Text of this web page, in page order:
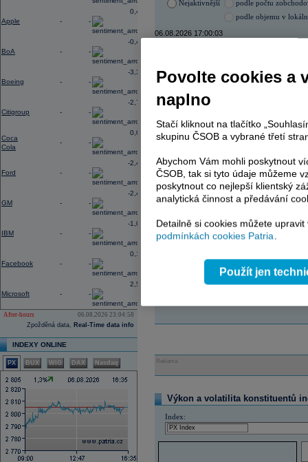
Apple - -
0,45
BoA - -
-0,40
Boeing - -
-3,33
Citigroup - -
-2,78
Coca
Cola
- -
0,02
Ford - -
-2,41
GM - -
-2,49
IBM - -
-1,06
Facebook - -
0,19
Microsoft - -
2,54
After-hours
06.08.2026 23:04:58
Zpožděná data, Real-Time data info
INDEXY ONLINE
PX BUX WIG DAX Nasdaq
Nejaktivnější
podle počtu
podle objemu v
06.08.2026 17:00:03
ČEZ
TMR
PHILIP MORRIS ČR
AD index - vývoj
Region
select
Odeslat
Reklama
Výkon a volatilita konstituentů
Index:
Povolte cookies a
naplno
Stačí kliknout na tlačítko
skupinu ČSOB a vybrané třetí
Abychom Vám mohli poskytnout
ČSOB, tak si tyto údaje můžeme
poskytnout co nejlepší klientský
analytická činnost a předávání
Detailně si cookies můžete
podmínkách cookies Patria.
Použít jen